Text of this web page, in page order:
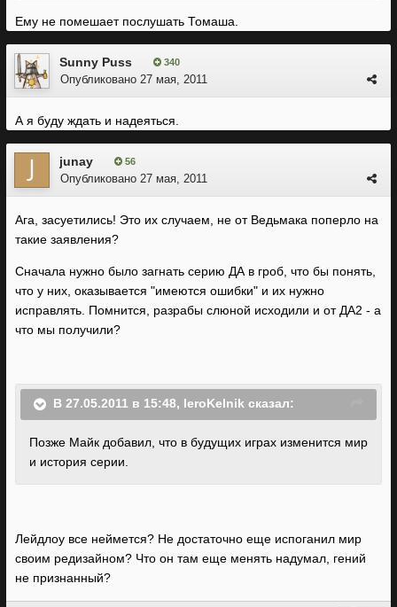
того парня, который выделил нам всего полтора года на
DA2". Это бы обнадёжило. А так, продолжение старой
песни...
Ему не помешает послушать Томаша.
Sunny Puss 340
Опубликовано 27 мая, 2011
А я буду ждать и надеяться.
junay 56
Опубликовано 27 мая, 2011
Ага, засуетились! Это их случаем, не от Ведьмака поперло на
такие заявления?
Сначала нужно было загнать серию ДА в гроб, что бы понять,
что у них, оказывается "имеются ошибки" и их нужно
исправлять. Помнится, разрабы слюной исходили и от ДА2 - а
что мы получили?
В 27.05.2011 в 15:48, IeroKelnik сказал:
Позже Майк добавил, что в будущих играх изменится мир
и история серии.
Лейдлоу все неймется? Не достаточно еще испоганил мир
своим редизайном? Что он там еще менять надумал, гений
не признанный?